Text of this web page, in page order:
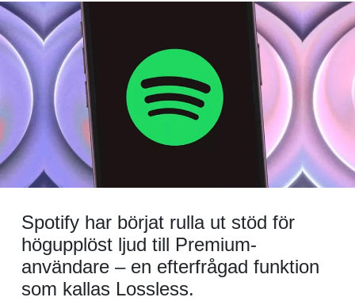
Spotify har börjat rulla ut stöd för
högupplöst ljud till Premium-
användare – en efterfrågad funktion
som kallas Lossless.